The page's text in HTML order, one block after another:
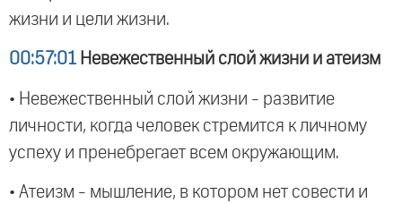
жизни и цели жизни.
00:57:01 Невежественный слой жизни и атеизм
• Невежественный слой жизни - развитие
личности, когда человек стремится к личному
успеху и пренебрегает всем окружающим.
• Атеизм - мышление, в котором нет совести и